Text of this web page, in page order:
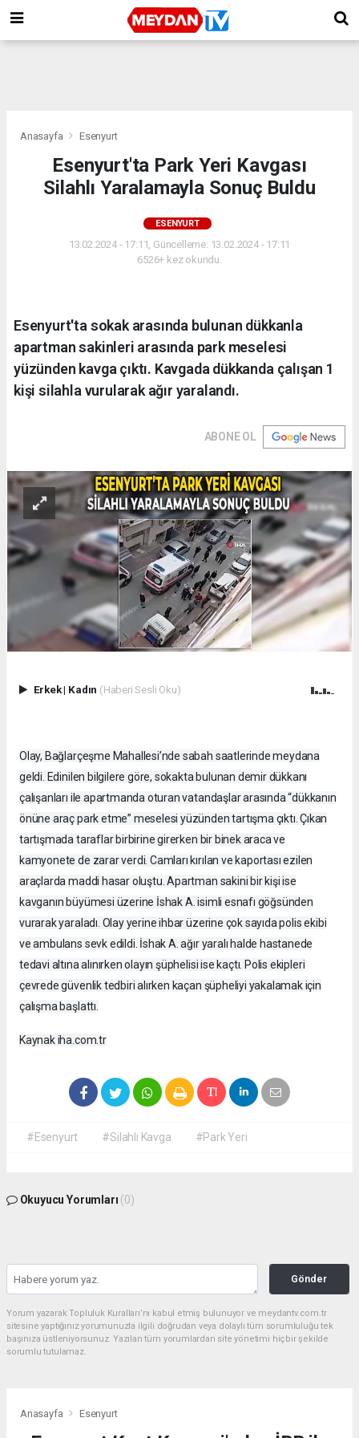
Anasayfa Esenyurt
Esenyurt'ta Park Yeri Kavgası
Silahlı Yaralamayla Sonuç Buldu
ESENYURT
13.02.2024 - 17:11, Güncelleme: 13.02.2024 - 17:11
6526+ kez okundu.
Esenyurt'ta sokak arasında bulunan dükkanla
apartman sakinleri arasında park meselesi
yüzünden kavga çıktı. Kavgada dükkanda çalışan 1
kişi silahla vurularak ağır yaralandı.
ABONE OL
Erkek| Kadın (Haberi Sesli Oku)
Olay, Bağlarçeşme Mahallesi’nde sabah saatlerinde meydana
geldi. Edinilen bilgilere göre, sokakta bulunan demir dükkanı
çalışanları ile apartmanda oturan vatandaşlar arasında “dükkanın
önüne araç park etme” meselesi yüzünden tartışma çıktı. Çıkan
tartışmada taraflar birbirine girerken bir binek araca ve
kamyonete de zarar verdi. Camları kırılan ve kaportası ezilen
araçlarda maddi hasar oluştu. Apartman sakini bir kişi ise
kavganın büyümesi üzerine İshak A. isimli esnafı göğsünden
vurarak yaraladı. Olay yerine ihbar üzerine çok sayıda polis ekibi
ve ambulans sevk edildi. İshak A. ağır yaralı halde hastanede
tedavi altına alınırken olayın şüphelisi ise kaçtı. Polis ekipleri
çevrede güvenlik tedbiri alırken kaçan şüpheliyi yakalamak için
çalışma başlattı.
Kaynak iha.com.tr
#Esenyurt #Silahlı Kavga #Park Yeri
Okuyucu Yorumları (0)
Gönder
Yorum yazarak Topluluk Kuralları’nı kabul etmiş bulunuyor ve meydantv.com.tr
sitesine yaptığınız yorumunuzla ilgili doğrudan veya dolaylı tüm sorumluluğu tek
başınıza üstleniyorsunuz. Yazılan tüm yorumlardan site yönetimi hiçbir şekilde
sorumlu tutulamaz.
Anasayfa Esenyurt